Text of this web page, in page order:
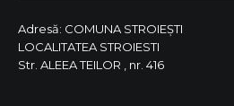
Adresă: COMUNA STROIEŞTI
LOCALITATEA STROIESTI
Str. ALEEA TEILOR , nr. 416